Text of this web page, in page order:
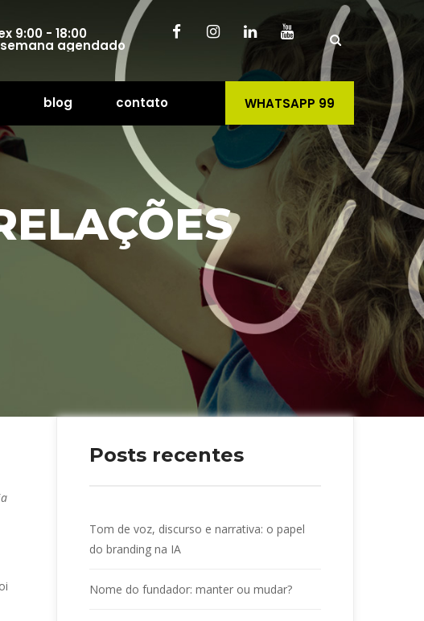
9:00 - 18:00
agendado
blog contato WHATSAPP 99
Posts recente
Tom de voz, discurso e narrativa: o papel
do branding na IA
Nome do fundador: manter ou mudar?